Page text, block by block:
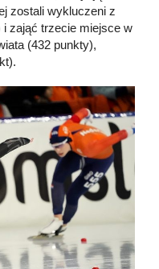
zostali wykluczeni z
zająć trzecie miejsce w
(432 punkty),